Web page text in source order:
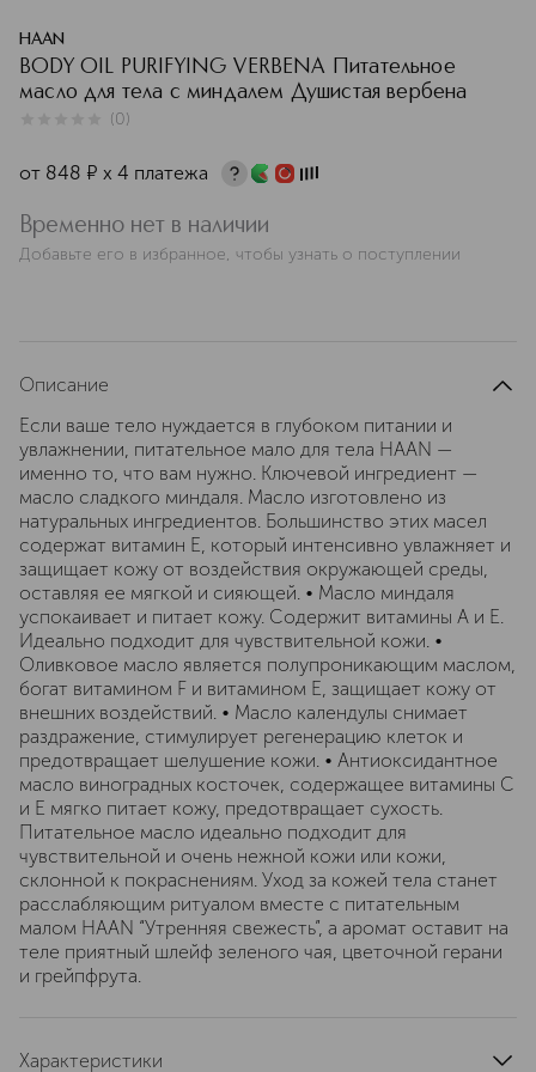
HAAN
BODY OIL PURIFYING VERBENA Питательное
масло для тела с миндалем Душистая вербена
(0)
от 848 ¤ х 4 платежа
Временно нет в наличии
Добавьте его в избранное, чтобы узнать о поступлении
Описание
Если ваше тело нуждается в глубоком питании и
увлажнении, питательное мало для тела HAAN —
именно то, что вам нужно. Ключевой ингредиент —
масло сладкого миндаля. Масло изготовлено из
натуральных ингредиентов. Большинство этих масел
содержат витамин Е, который интенсивно увлажняет и
защищает кожу от воздействия окружающей среды,
оставляя ее мягкой и сияющей. • Масло миндаля
успокаивает и питает кожу. Содержит витамины A и E.
Идеально подходит для чувствительной кожи. •
Оливковое масло является полупроникающим маслом,
богат витамином F и витамином E, защищает кожу от
внешних воздействий. • Масло календулы снимает
раздражение, стимулирует регенерацию клеток и
предотвращает шелушение кожи. • Антиоксидантное
масло виноградных косточек, содержащее витамины C
и E мягко питает кожу, предотвращает сухость.
Питательное масло идеально подходит для
чувствительной и очень нежной кожи или кожи,
склонной к покраснениям. Уход за кожей тела станет
расслабляющим ритуалом вместе с питательным
малом HAAN “Утренняя свежесть”, а аромат оставит на
теле приятный шлейф зеленого чая, цветочной герани
и грейпфрута.
Характеристики